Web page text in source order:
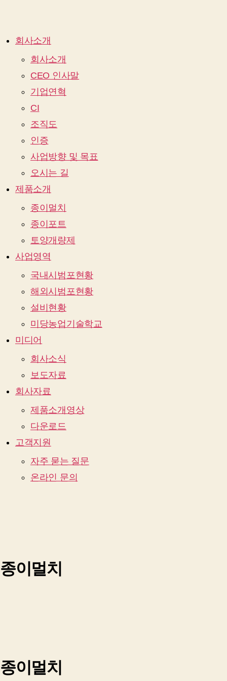
회사소개
회사소개
CEO 인사말
기업연혁
CI
조직도
인증
사업방향 및 목표
오시는 길
제품소개
종이멀치
종이포트
토양개량제
사업영역
국내시범포현황
해외시범포현황
설비현황
미당농업기술학교
미디어
회사소식
보도자료
회사자료
제품소개영상
다운로드
고객지원
자주 묻는 질문
온라인 문의
종이멀치
종이멀치